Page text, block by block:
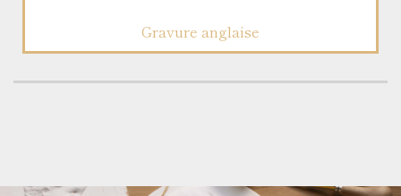
Gravure anglaise